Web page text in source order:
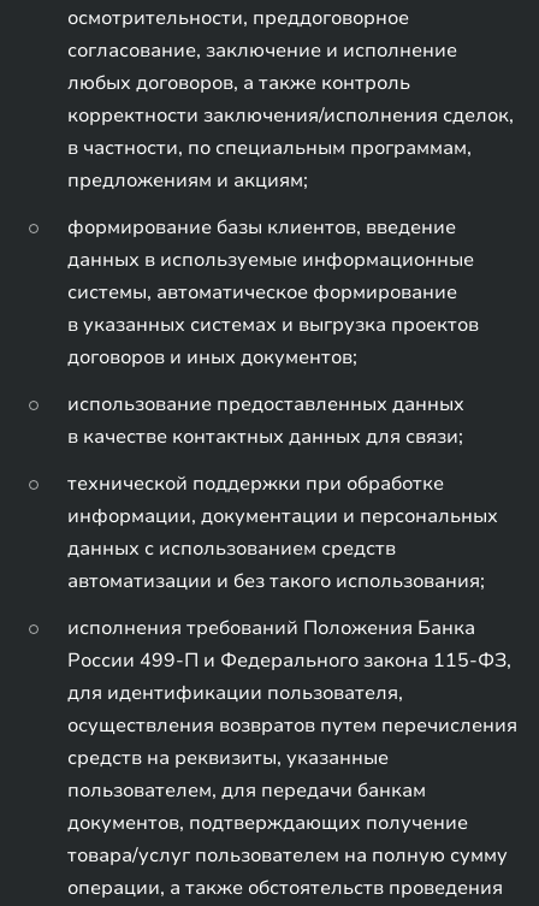
осмотрительности, преддоговорное
согласование, заключение и исполнение
любых договоров, а также контроль
корректности заключения/исполнения сделок,
в частности, по специальным программам,
предложениям и акциям;
формирование базы клиентов, введение
данных в используемые информационные
системы, автоматическое формирование
в указанных системах и выгрузка проектов
договоров и иных документов;
использование предоставленных данных
в качестве контактных данных для связи;
технической поддержки при обработке
информации, документации и персональных
данных с использованием средств
автоматизации и без такого использования;
исполнения требований Положения Банка
России 499-П и Федерального закона 115-ФЗ,
для идентификации пользователя,
осуществления возвратов путем перечисления
средств на реквизиты, указанные
пользователем, для передачи банкам
документов, подтверждающих получение
товара/услуг пользователем на полную сумму
операции, а также обстоятельств проведения